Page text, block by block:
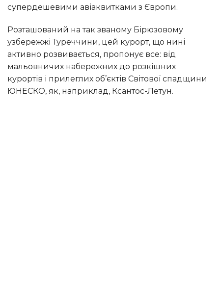
супердешевими авіаквитками з Європи.
Розташований на так званому Бірюзовому
узбережжі Туреччини, цей курорт, що нині
активно розвивається, пропонує все: від
мальовничих набережних до розкішних
курортів і прилеглих об’єктів Світової спадщини
ЮНЕСКО, як, наприклад, Ксантос-Летун.